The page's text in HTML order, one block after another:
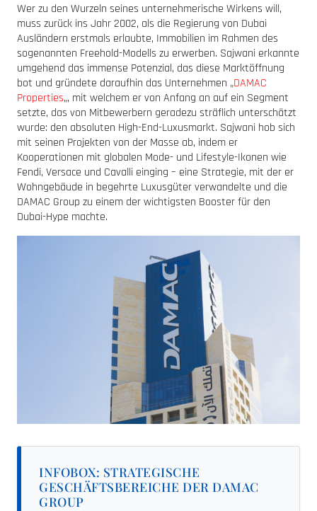
Wer zu den Wurzeln seines unternehmerische Wirkens will,
muss zurück ins Jahr 2002, als die Regierung von Dubai
Ausländern erstmals erlaubte, Immobilien im Rahmen des
sogenannten Freehold-Modells zu erwerben. Sajwani erkannte
umgehend das immense Potenzial, das diese Marktöffnung
bot und gründete daraufhin das Unternehmen „DAMAC
Properties„, mit welchem er von Anfang an auf ein Segment
setzte, das von Mitbewerbern geradezu sträflich unterschätzt
wurde: den absoluten High-End-Luxusmarkt. Sajwani hob sich
mit seinen Projekten von der Masse ab, indem er
Kooperationen mit globalen Mode- und Lifestyle-Ikonen wie
Fendi, Versace und Cavalli einging – eine Strategie, mit der er
Wohngebäude in begehrte Luxusgüter verwandelte und die
DAMAC Group zu einem der wichtigsten Booster für den
Dubai-Hype machte.
INFOBOX: STRATEGISCHE
GESCHÄFTSBEREICHE DER DAMAC
GROUP